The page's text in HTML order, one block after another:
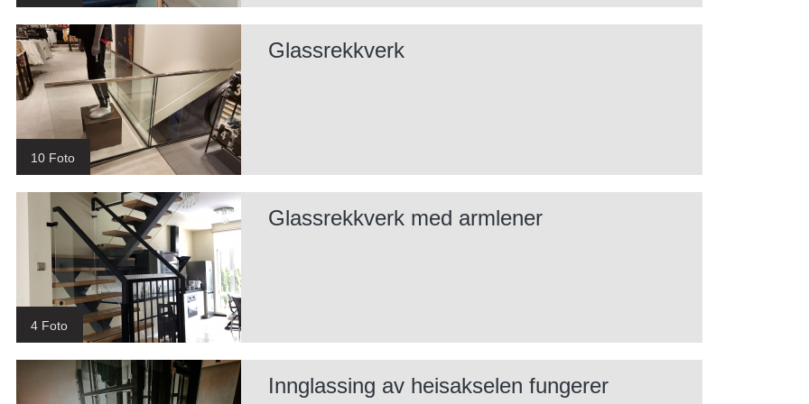
10 Foto
Glassrekkverk
4 Foto
Glassrekkverk med armlener
Innglassing av heisakselen fungerer